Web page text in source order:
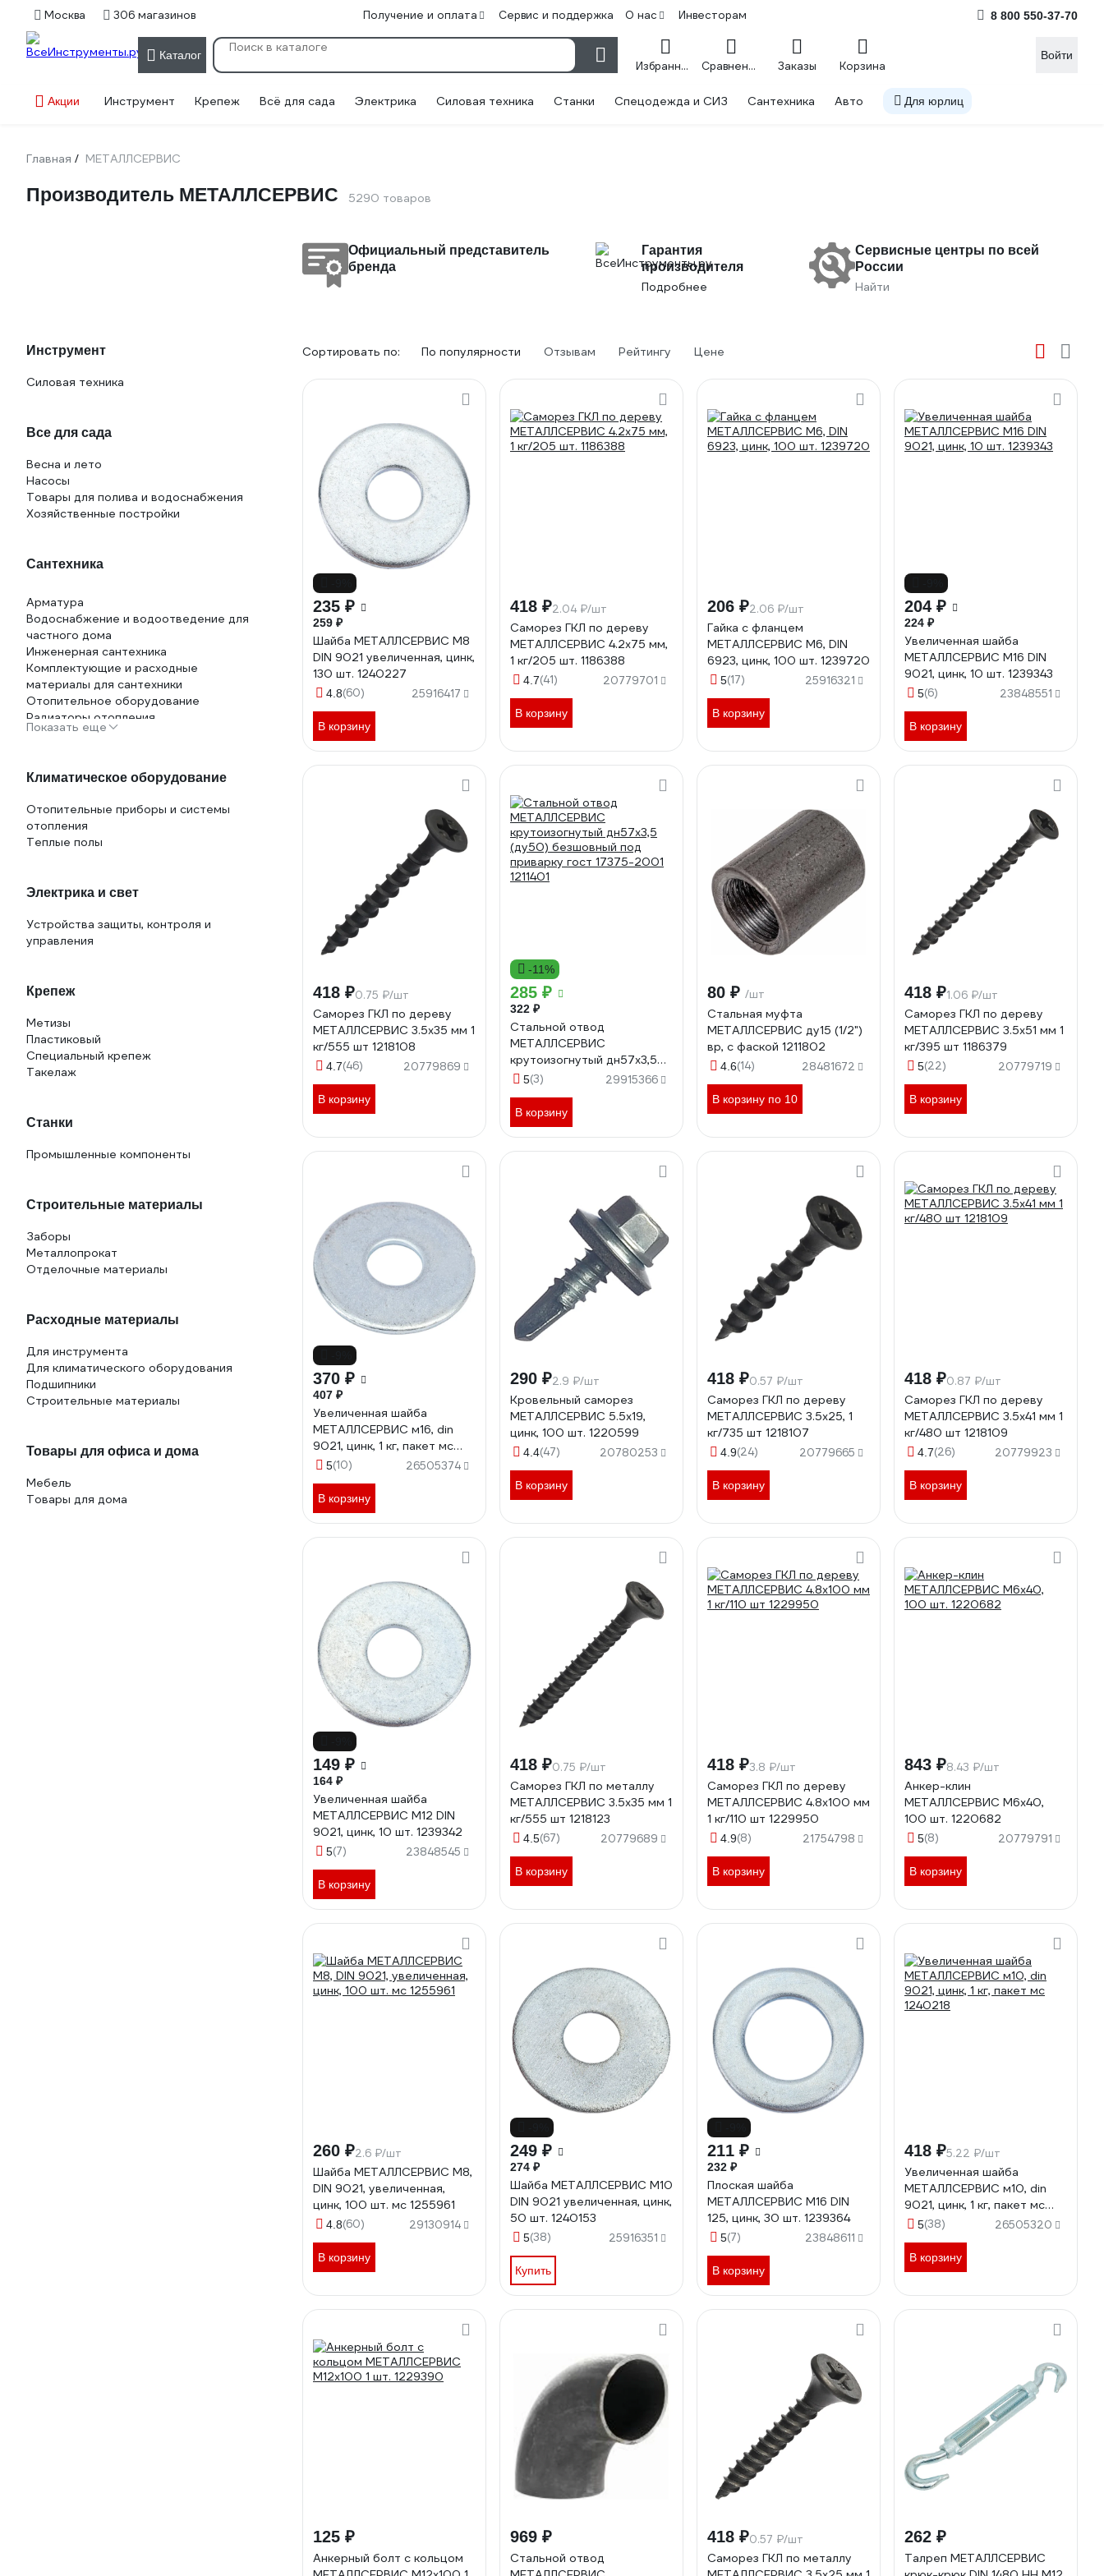
Москва 306 магазинов Получение и оплата Сервис и поддержка О нас Инвесторам 8 800 550-37-70
Каталог
Избранное Сравнение Заказы Корзина
Войти
Акции Инструмент Крепеж Всё для сада Электрика Силовая техника Станки Спецодежда и СИЗ Сантехника Авто Для юрлиц
Главная / МЕТАЛЛСЕРВИС
Производитель МЕТАЛЛСЕРВИС 5290 товаров
Официальный представитель
бренда
Гарантия
производителя
Подробнее
Сервисные центры по всей
России
Найти
Инструмент
Силовая техника
Все для сада
Весна и лето
Насосы
Товары для полива и водоснабжения
Хозяйственные постройки
Сантехника
Арматура
Водоснабжение и водоотведение для
частного дома
Инженерная сантехника
Комплектующие и расходные
материалы для сантехники
Отопительное оборудование
Радиаторы отопления
Садовая сантехника
Показать еще
Климатическое оборудование
Отопительные приборы и системы
отопления
Теплые полы
Электрика и свет
Устройства защиты, контроля и
управления
Крепеж
Метизы
Пластиковый
Специальный крепеж
Такелаж
Станки
Промышленные компоненты
Строительные материалы
Заборы
Металлопрокат
Отделочные материалы
Расходные материалы
Для инструмента
Для климатического оборудования
Подшипники
Строительные материалы
Товары для офиса и дома
Мебель
Товары для дома
Сортировать по: По популярности Отзывам Рейтингу Цене
235 ₽
259 ₽
Шайба МЕТАЛЛСЕРВИС М8
DIN 9021 увеличенная, цинк,
130 шт. 1240227
4.8(60) 25916417
В корзину
418 ₽2.04 ₽/шт
Саморез ГКЛ по дереву
МЕТАЛЛСЕРВИС 4.2x75 мм,
1 кг/205 шт. 1186388
4.7(41) 20779701
В корзину
206 ₽2.06 ₽/шт
Гайка с фланцем
МЕТАЛЛСЕРВИС М6, DIN
6923, цинк, 100 шт. 1239720
5(17) 25916321
В корзину
204 ₽
224 ₽
Увеличенная шайба
МЕТАЛЛСЕРВИС М16 DIN
9021, цинк, 10 шт. 1239343
5(6) 23848551
В корзину
418 ₽0.75 ₽/шт
Саморез ГКЛ по дереву
МЕТАЛЛСЕРВИС 3.5x35 мм 1
кг/555 шт 1218108
4.7(46) 20779869
В корзину
-11%
285 ₽
322 ₽
Стальной отвод
МЕТАЛЛСЕРВИС
крутоизогнутый дн57x3,5
(ду50) безшовный под
1211401
5(3) 29915366
В корзину
80 ₽ /шт
Стальная муфта
МЕТАЛЛСЕРВИС ду15 (1/2")
вр, с фаской 1211802
4.6(14) 28481672
В корзину по 10
418 ₽1.06 ₽/шт
Саморез ГКЛ по дереву
МЕТАЛЛСЕРВИС 3.5x51 мм 1
кг/395 шт 1186379
5(22) 20779719
В корзину
370 ₽
407 ₽
Увеличенная шайба
МЕТАЛЛСЕРВИС м16, din
9021, цинк, 1 кг, пакет мс
1240148
5(10) 26505374
В корзину
290 ₽2.9 ₽/шт
Кровельный саморез
МЕТАЛЛСЕРВИС 5.5x19,
цинк, 100 шт. 1220599
4.4(47) 20780253
В корзину
418 ₽0.57 ₽/шт
Саморез ГКЛ по дереву
МЕТАЛЛСЕРВИС 3.5x25, 1
кг/735 шт 1218107
4.9(24) 20779665
В корзину
418 ₽0.87 ₽/шт
Саморез ГКЛ по дереву
МЕТАЛЛСЕРВИС 3.5x41 мм 1
кг/480 шт 1218109
4.7(26) 20779923
В корзину
149 ₽
164 ₽
Увеличенная шайба
МЕТАЛЛСЕРВИС М12 DIN
9021, цинк, 10 шт. 1239342
5(7) 23848545
В корзину
418 ₽0.75 ₽/шт
Саморез ГКЛ по металлу
МЕТАЛЛСЕРВИС 3.5x35 мм 1
кг/555 шт 1218123
4.5(67) 20779689
В корзину
418 ₽3.8 ₽/шт
Саморез ГКЛ по дереву
МЕТАЛЛСЕРВИС 4.8x100 мм
1 кг/110 шт 1229950
4.9(8) 21754798
В корзину
843 ₽8.43 ₽/шт
Анкер-клин
МЕТАЛЛСЕРВИС М6x40,
100 шт. 1220682
5(8) 20779791
В корзину
260 ₽2.6 ₽/шт
Шайба МЕТАЛЛСЕРВИС М8,
DIN 9021, увеличенная,
цинк, 100 шт. мс 1255961
4.8(60) 29130914
В корзину
249 ₽
274 ₽
Шайба МЕТАЛЛСЕРВИС М10
DIN 9021 увеличенная, цинк,
50 шт. 1240153
5(38) 25916351
Купить
211 ₽
232 ₽
Плоская шайба
МЕТАЛЛСЕРВИС М16 DIN
125, цинк, 30 шт. 1239364
5(7) 23848611
В корзину
418 ₽5.22 ₽/шт
Увеличенная шайба
МЕТАЛЛСЕРВИС м10, din
9021, цинк, 1 кг, пакет мс
1240218
5(38) 26505320
В корзину
125 ₽
Анкерный болт с кольцом
969 ₽
Стальной отвод
418 ₽0.57 ₽/шт
Саморез ГКЛ по металлу
262 ₽
Талреп МЕТАЛЛСЕРВИС